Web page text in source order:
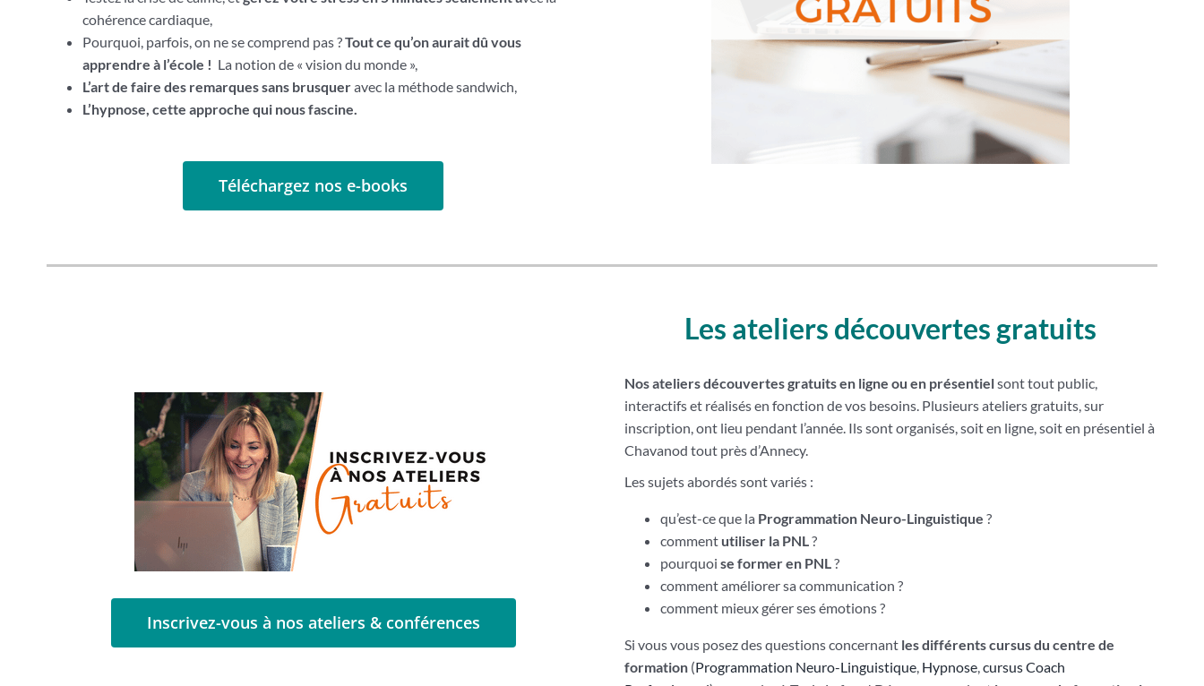
cohérence cardiaque,
Pourquoi, parfois, on ne se comprend pas ?Tout ce qu’on aurait dû vous
apprendre à l’école ! La notion de « vision du monde »,
L’art de faire des remarques sans brusqueravec la méthode sandwich,
L’hypnose, cette approche qui nous fascine.
Téléchargez nos e-books
Inscrivez-vous à nos ateliers & conférences
Les ateliers découvertes gratuits
Nos ateliers découvertes gratuits en ligne ou en présentielsont tout public,
interactifs et réalisés en fonction de vos besoins. Plusieurs ateliers gratuits, sur
inscription, ont lieu pendant l’année. Ils sont organisés, soit en ligne, soit en présentiel à
Chavanod tout près d’Annecy.
Les sujets abordés sont variés :
qu’est-ce que la Programmation Neuro-Linguistique ?
comment utiliser la PNL?
pourquoi se former en PNL?
comment améliorer sa communication ?
comment mieux gérer ses émotions ?
Si vous vous posez des questions concernant les différents cursus du centre de
formation (Programmation Neuro-Linguistique, Hypnose,cursus Coach